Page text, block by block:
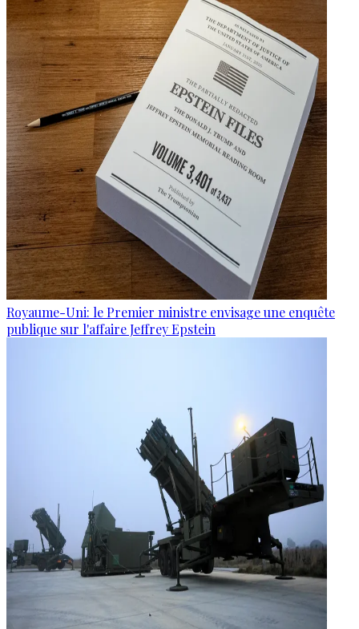
Royaume-Uni: le Premier ministre envisage une enquête
publique sur l'affaire Jeffrey Epstein